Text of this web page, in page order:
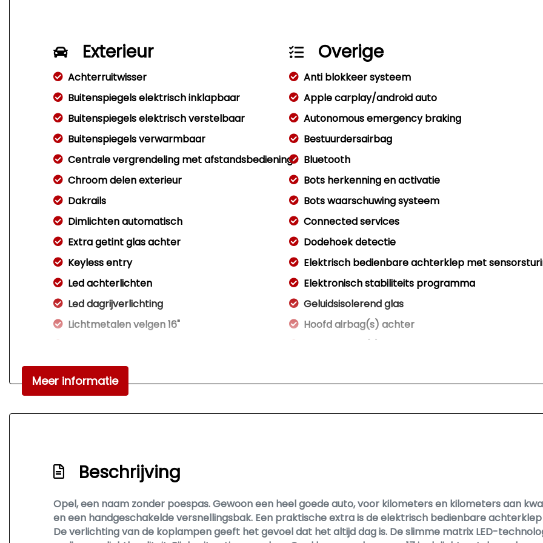
Exterieur
Achterruitwisser
Buitenspiegels elektrisch inklapbaar
Buitenspiegels elektrisch verstelbaar
Buitenspiegels verwarmbaar
Centrale vergrendeling met afstandsbediening
Chroom delen exterieur
Dakrails
Dimlichten automatisch
Extra getint glas achter
Keyless entry
Led achterlichten
Led dagrijverlichting
Lichtmetalen velgen 16"
Mistlampen voor
Parkeer assistent
Warmtewerende voorruit
Overige
Anti blokkeer systeem
Apple carplay/android auto
Autonomous emergency braking
Bestuurdersairbag
Bluetooth
Bots herkenning en activatie
Bots waarschuwing systeem
Connected services
Dodehoek detectie
Elektrisch bedienbare achterklep met
Elektronisch stabiliteits programma
Geluidsisolerend glas
Hoofd airbag(s) achter
Passagiersairbag
Airco
Armsteun voor
Meer informatie
Beschrijving
Opel, een naam zonder poespas. Gewoon een heel goede auto, voor kilometers en kilometers aan
en een handgeschakelde versnellingsbak. Een praktische extra is de elektrisch bedienbare
De verlichting van de koplampen geeft het gevoel dat het altijd dag is. De slimme matrix LED-